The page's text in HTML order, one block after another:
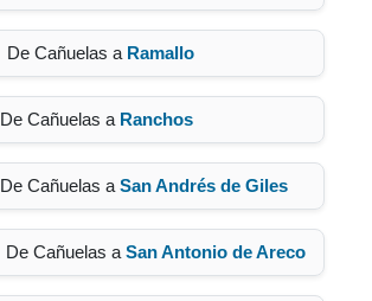
De Cañuelas a Ramallo
De Cañuelas a Ranchos
De Cañuelas a San Andrés de Giles
De Cañuelas a San Antonio de Areco